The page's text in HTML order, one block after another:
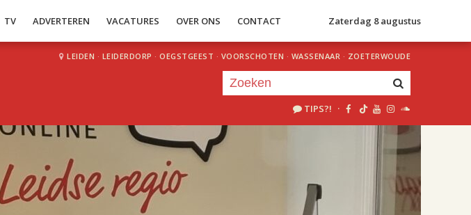
TV ADVERTEREN VACATURES OVER ONS CONTACT Zaterdag 8 augustus
LEIDEN · LEIDERDORP · OEGSTGEEST · VOORSCHOTEN · WASSENAAR · ZOETERWOUDE
TIPS?! ·
uur 1 van 2
Volgend uur